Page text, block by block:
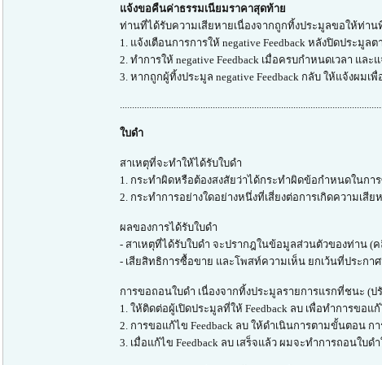
แจ้งขอคืนค่าธรรมเนียมราคาสุดท้าย
ท่านที่ได้รับความเสียหายเนื่องจากถูกทิ้งประมูลขอให้ท่า
1. แจ้งเตือนการการให้ negative Feedback หลังปิดประมูล
2. ทำการให้ negative Feedback เมื่อครบกำหนดเวลา แ
3. หากถูกผู้ทิ้งประมูล negative Feedback กลับ ให้แจ้งผ
ใบดำ
สาเหตุที่จะทำให้ได้รับใบดำ
1. กระทำผิดหรือต้องสงสัยว่าได้กระทำผิดข้อกำหนดในก
2. กระทำการอย่างใดอย่างหนึ่งที่เสี่ยงต่อการเกิดความเสี
ผลของการได้รับใบดำ
- สาเหตุที่ได้รับใบดำ จะปรากฎในข้อมูลส่วนตัวของท่าน (
- เสียสิทธิการซื้อขาย และโพสท์ความเห็น ยกเว้นที่ประกา
การขอถอนใบดำ เนื่องจากทิ้งประมูลรายการแรกที่ชนะ (ป
1. ให้ติดต่อผู้เปิดประมูลที่ให้ Feedback ลบ เพื่อทำการขอแก้
2. การขอแก้ไข Feedback ลบ ให้ดำเนินการตามขั้นตอน ก
3. เมื่อแก้ไข Feedback ลบ เสร็จแล้ว ผมจะทำการถอนใบดำ